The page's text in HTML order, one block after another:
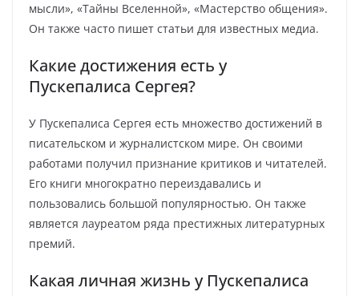
мысли», «Тайны Вселенной», «Мастерство общения».
Он также часто пишет статьи для известных медиа.
Какие достижения есть у
Пускепалиса Сергея?
У Пускепалиса Сергея есть множество достижений в
писательском и журналистском мире. Он своими
работами получил признание критиков и читателей.
Его книги многократно переиздавались и
пользовались большой популярностью. Он также
является лауреатом ряда престижных литературных
премий.
Какая личная жизнь у Пускепалиса